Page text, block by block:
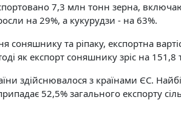
7,3 млн тонн зерна,
на 29%, а кукурудзи - на 63%.
соняшнику та ріпаку, експортна
як експорт соняшнику зріс на
здійснювалося з країнами ЄС.
52,5% загального експорту